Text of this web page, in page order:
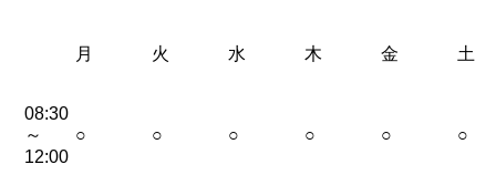
月 火 水 木 金 土
08:30
～
12:00
○ ○ ○ ○ ○ ○